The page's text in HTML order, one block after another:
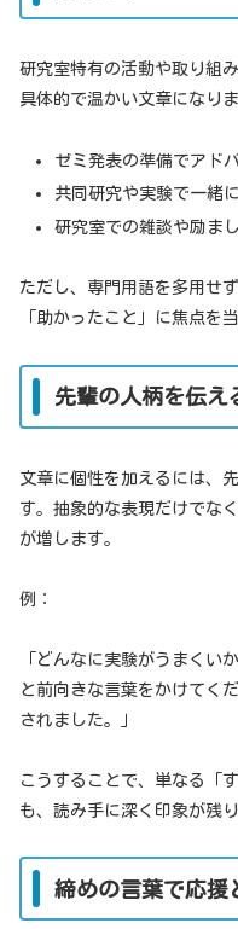
研究室特有の活動や取り組
具体的で温かい文章になりま
ゼミ発表の準備でアド
共同研究や実験で一緒
研究室での雑談や励ま
ただし、専門用語を多用せ
「助かったこと」に焦点を
先輩の人柄を伝え
文章に個性を加えるには、
す。抽象的な表現だけでな
が増します。
例：
「どんなに実験がうまくい
と前向きな言葉をかけてく
されました。」
こうすることで、単なる「
も、読み手に深く印象が残り
締めの言葉で応援